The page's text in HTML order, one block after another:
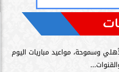
وسموحة، مواعيد مباريات اليوم